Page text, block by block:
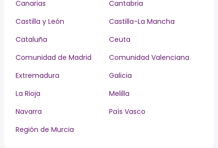
Canarias
Cantabria
Castilla y León
Castilla-La Mancha
Cataluña
Ceuta
Comunidad de Madrid
Comunidad Valenciana
Extremadura
Galicia
La Rioja
Melilla
Navarra
País Vasco
Región de Murcia